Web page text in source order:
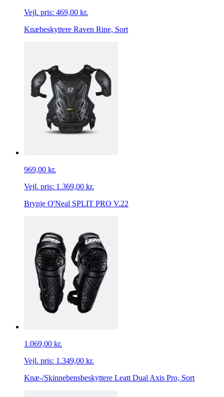
Vejl. pris: 469,00 kr.
Knæbeskyttere Raven Rine, Sort
969,00 kr.
Vejl. pris: 1.369,00 kr.
Brynje O'Neal SPLIT PRO V.22
1.069,00 kr.
Vejl. pris: 1.349,00 kr.
Knæ-/Skinnebensbeskyttere Leatt Dual Axis Pro, Sort